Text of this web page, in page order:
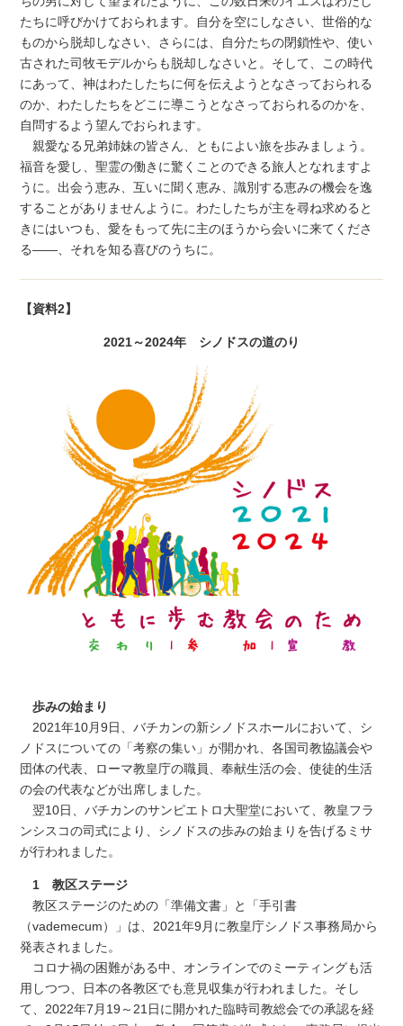
たちに呼びかけておられます。自分を空にしなさい、世俗的な
ものから脱却しなさい、さらには、自分たちの閉鎖性や、使い
古された司牧モデルからも脱却しなさいと。そして、この時代
にあって、神はわたしたちに何を伝えようとなさっておられる
のか、わたしたちをどこに導こうとなさっておられるのかを、
自問するよう望んでおられます。
親愛なる兄弟姉妹の皆さん、ともによい旅を歩みましょう。
福音を愛し、聖霊の働きに驚くことのできる旅人となれますよ
うに。出会う恵み、互いに聞く恵み、識別する恵みの機会を逸
することがありませんように。わたしたちが主を尋ね求めると
きにはいつも、愛をもって先に主のほうから会いに来てくださ
る――、それを知る喜びのうちに。
【資料2】
2021～2024年 シノドスの道のり
歩みの始まり
2021年10月9日、バチカンの新シノドスホールにおいて、シ
ノドスについての「考察の集い」が開かれ、各国司教協議会や
団体の代表、ローマ教皇庁の職員、奉献生活の会、使徒的生活
の会の代表などが出席しました。
翌10日、バチカンのサンピエトロ大聖堂において、教皇フラ
ンシスコの司式により、シノドスの歩みの始まりを告げるミサ
が行われました。
1 教区ステージ
教区ステージのための「準備文書」と「手引書
（vademecum）」は、2021年9月に教皇庁シノドス事務局から
発表されました。
コロナ禍の困難がある中、オンラインでのミーティングも活
用しつつ、日本の各教区でも意見収集が行われました。そし
て、2022年7月19～21日に開かれた臨時司教総会での承認を経